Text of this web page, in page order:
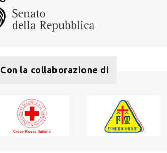
Con la collaborazione di